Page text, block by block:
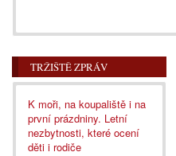
TRŽIŠTĚ ZPRÁV
K moři, na koupaliště i na
první prázdniny. Letní
nezbytnosti, které ocení
děti i rodiče